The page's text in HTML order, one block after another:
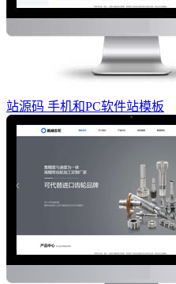
站源码 手机和PC软件站模板